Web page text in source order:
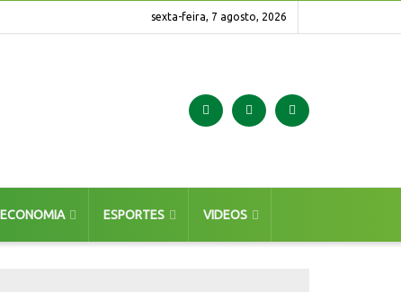
sexta-feira, 7 agosto, 2026
ECONOMIA ESPORTES VIDEOS